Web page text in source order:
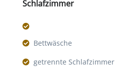
Schlafzimmer
Bettwäsche
getrennte Schlafzimmer